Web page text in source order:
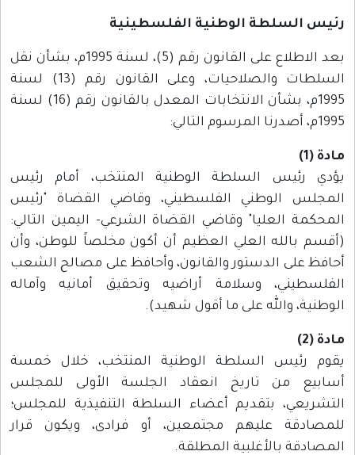
رئيس السلطة الوطنية الفلسطينية
بعد الاطلاع على القانون رقم (5)، لسنة 1995م، بشأن نقل
السلطات والصلاحيات، وعلى القانون رقم (13) لسنة
1995م، بشأن الانتخابات المعدل بالقانون رقم (16) لسنة
1995م، أصدرنا المرسوم التالي:
مادة (1)
يؤدي رئيس السلطة الوطنية المنتخب، أمام رئيس
المجلس الوطني الفلسطيني، وقاضي القضاة "رئيس
المحكمة العليا" وقاضي القضاة الشرعي- اليمين التالي:
(أقسم بالله العلي العظيم أن أكون مخلصاً للوطن، وأن
أحافظ على الدستور والقانون، وأحافظ على مصالح الشعب
الفلسطيني، وسلامة أراضيه وتحقيق أمانيه وآماله
الوطنية، والله على ما أقول شهيد).
مادة (2)
يقوم رئيس السلطة الوطنية المنتخب، خلال خمسة
أسابيع من تاريخ انعقاد الجلسة الأولى للمجلس
التشريعي، بتقديم أعضاء السلطة التنفيذية للمجلس؛
للمصادقة عليهم مجتمعين، أو فرادى، ويكون قرار
المصادقة بالأغلبية المطلقة.